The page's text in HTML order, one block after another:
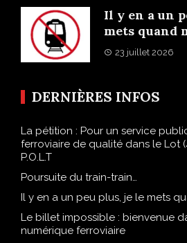
Il y en a un
mets quand
23 juillet 2026
DERNIÈRES INFOS
La pétition : Pour un service
ferroviaire de qualité dans le Lot
P.O.L.T
Poursuite du train-train…
Il y en a un peu plus, je le mets
Le billet impossible : bienvenue
numérique ferroviaire